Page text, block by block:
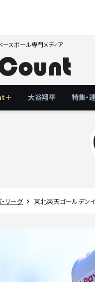
ースボール専門メディア
＋ 大谷翔平 特集・
リーグ 東北楽天ゴールデン